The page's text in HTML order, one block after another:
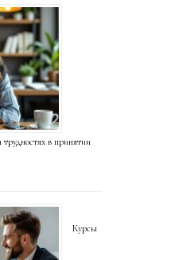
в принятии
Курсы